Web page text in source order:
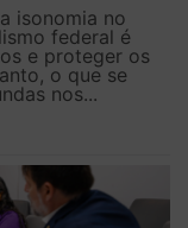
isonomia no
federal é
e proteger os
o que se
nos...